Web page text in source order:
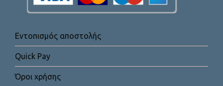
Εντοπισμός αποστολής
Quick Pay
Όροι χρήσης